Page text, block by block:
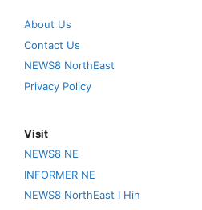
About Us
Contact Us
NEWS8 NorthEast
Privacy Policy
Visit
NEWS8 NE
INFORMER NE
NEWS8 NorthEast I Hin